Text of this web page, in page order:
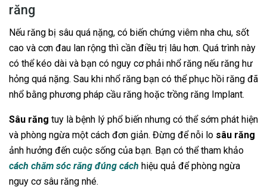
răng
Nếu răng bị sâu quá nặng, có biến chứng viêm nha chu, sốt
cao và cơn đau lan rộng thì cần điều trị lâu hơn. Quá trình này
có thể kéo dài và bạn có nguy cơ phải nhổ răng nếu răng hư
hỏng quá nặng. Sau khi nhổ răng bạn có thể phục hồi răng đã
nhổ bằng phương pháp cầu răng hoặc trồng răng Implant.
Sâu răng tuy là bệnh lý phổ biến nhưng có thể sớm phát hiện
và phòng ngừa một cách đơn giản. Đừng để nỗi lo sâu răng
ảnh hưởng đến cuộc sống của bạn. Bạn có thể tham khảo
cách chăm sóc răng đúng cách hiệu quả để phòng ngừa
nguy cơ sâu răng nhé.